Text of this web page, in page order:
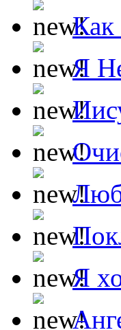
Как
Я
Я